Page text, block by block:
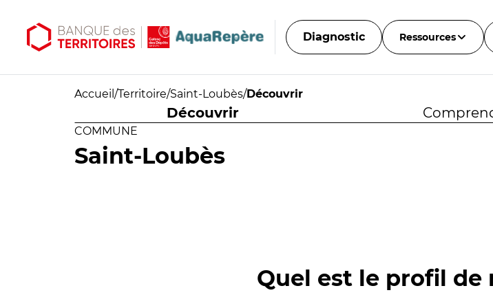
Diagnostic Ressources
Accueil /Territoire/Saint-Loubès/Découvrir
Découvrir
COMMUNE
Saint-Loubès
Quel est le profil